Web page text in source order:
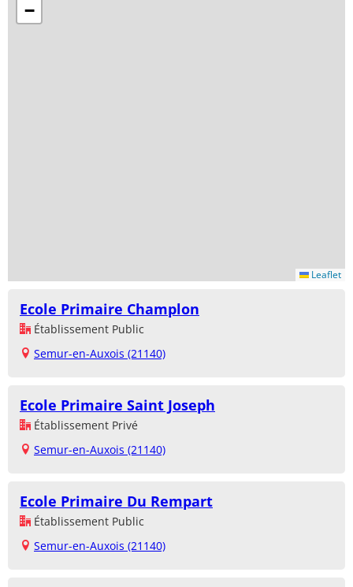
−
Leaflet
Ecole Primaire Champlon
Établissement Public
Semur-en-Auxois (21140)
Ecole Primaire Saint Joseph
Établissement Privé
Semur-en-Auxois (21140)
Ecole Primaire Du Rempart
Établissement Public
Semur-en-Auxois (21140)